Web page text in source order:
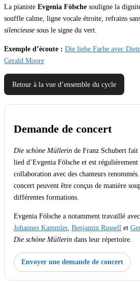
La pianiste Evgenia Fölsche souligne la
souffle calme, ligne vocale étroite, refrains
silencieuse sous le signe du vert.
Exemple d’écoute : Die liebe Farbe avec
Gerald Moore
Retour à la vue d’ensemble du cycle
Demande de concert
Die schöne Müllerin de Franz Schubert
lied d’Evgenia Fölsche et est régulièrement
collaboration avec des chanteurs
concert peuvent être conçus de manière
différentes formations.
Evgenia Fölsche a notamment travaillé
Johannes Kammler, Benjamin Russell et
Die schöne Müllerin dans leur répertoire.
Envoyer une demande de concert